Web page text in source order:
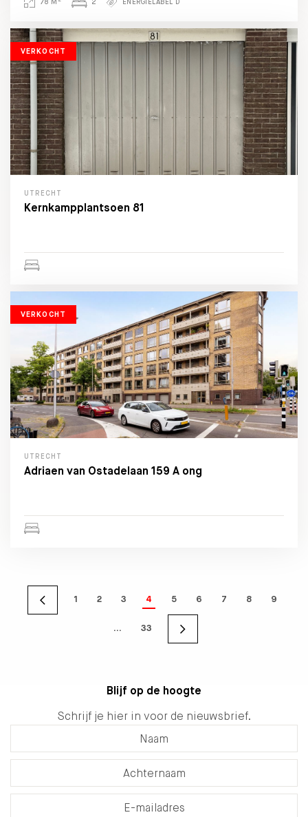
VERKOCHT
UTRECHT
Kernkampplantsoen 81
VERKOCHT
UTRECHT
Adriaen van Ostadelaan 159 A ong
1 2 3 4 5 6 7 8 9
… 33
Blijf op de hoogte
Schrijf je hier in voor de nieuwsbrief.